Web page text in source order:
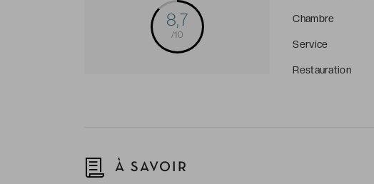
8,7
/10
Chambre
Service
Restauration
À SAVOIR